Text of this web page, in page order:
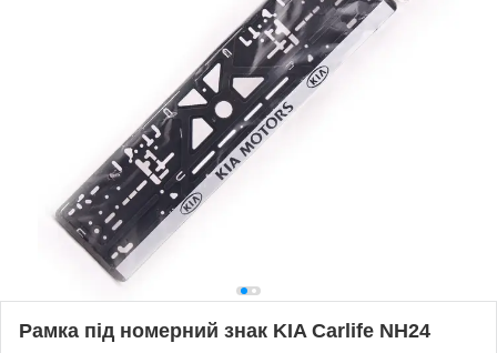
Рамка під номерний знак KIA Carlife NH24